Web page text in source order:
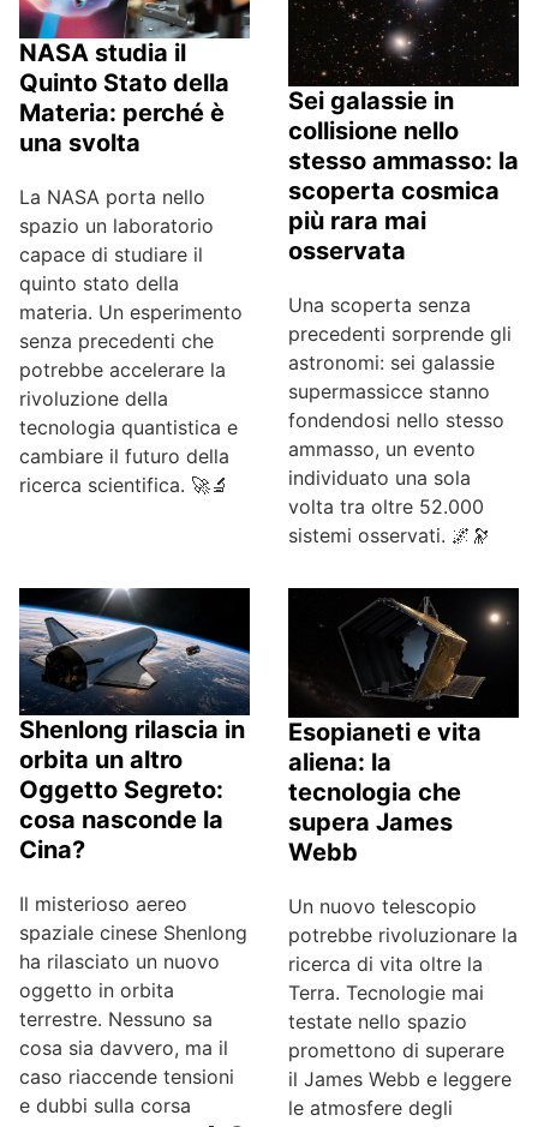
NASA studia il
Quinto Stato della
Materia: perché è
una svolta
La NASA porta nello
spazio un laboratorio
capace di studiare il
quinto stato della
materia. Un esperimento
senza precedenti che
potrebbe accelerare la
rivoluzione della
tecnologia quantistica e
cambiare il futuro della
ricerca scientifica. 🚀🔬
Sei galassie in
collisione nello
stesso ammasso: la
scoperta cosmica
più rara mai
osservata
Una scoperta senza
precedenti sorprende gli
astronomi: sei galassie
supermassicce stanno
fondendosi nello stesso
ammasso, un evento
individuato una sola
volta tra oltre 52.000
sistemi osservati. 🌌🔭
Shenlong rilascia in
orbita un altro
Oggetto Segreto:
cosa nasconde la
Cina?
Il misterioso aereo
spaziale cinese Shenlong
ha rilasciato un nuovo
oggetto in orbita
terrestre. Nessuno sa
cosa sia davvero, ma il
caso riaccende tensioni
e dubbi sulla corsa
Esopianeti e vita
aliena: la
tecnologia che
supera James
Webb
Un nuovo telescopio
potrebbe rivoluzionare la
ricerca di vita oltre la
Terra. Tecnologie mai
testate nello spazio
promettono di superare
il James Webb e leggere
le atmosfere degli